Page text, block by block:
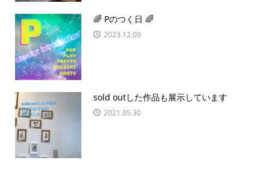
🌈 Pのつく日 🌈
2023.12.09
sold outした作品も展示しています
2021.05.30